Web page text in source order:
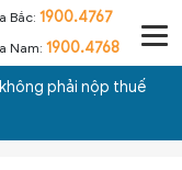
Bắc: 1900.4767
Nam: 1900.4768
phải nộp thuế